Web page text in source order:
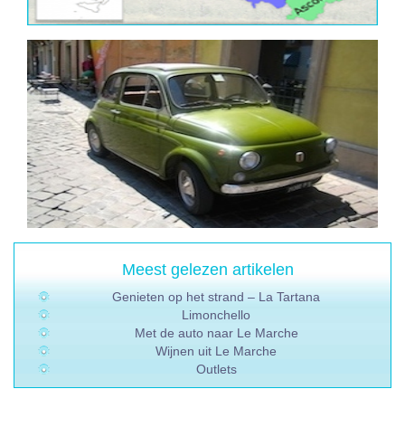
Meest gelezen artikelen
Genieten op het strand – La Tartana
Limonchello
Met de auto naar Le Marche
Wijnen uit Le Marche
Outlets